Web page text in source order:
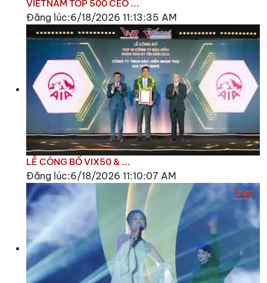
VIETNAM TOP 500 CEO ...
Đăng lúc:6/18/2026 11:13:35 AM
LỄ CÔNG BỐ VIX50 & ...
Đăng lúc:6/18/2026 11:10:07 AM